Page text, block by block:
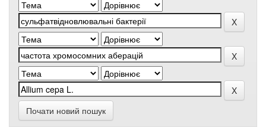
Почати новий пошук